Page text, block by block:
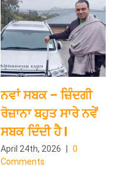
ਨਵਾਂ ਸਬਕ – ਜ਼ਿੰਦਗੀ
ਰੋਜ਼ਾਨਾ ਬਹੁਤ ਸਾਰੇ ਨਵੇਂ
ਸਬਕ ਦਿੰਦੀ ਹੈ l
April 24th, 2026
0
Comments